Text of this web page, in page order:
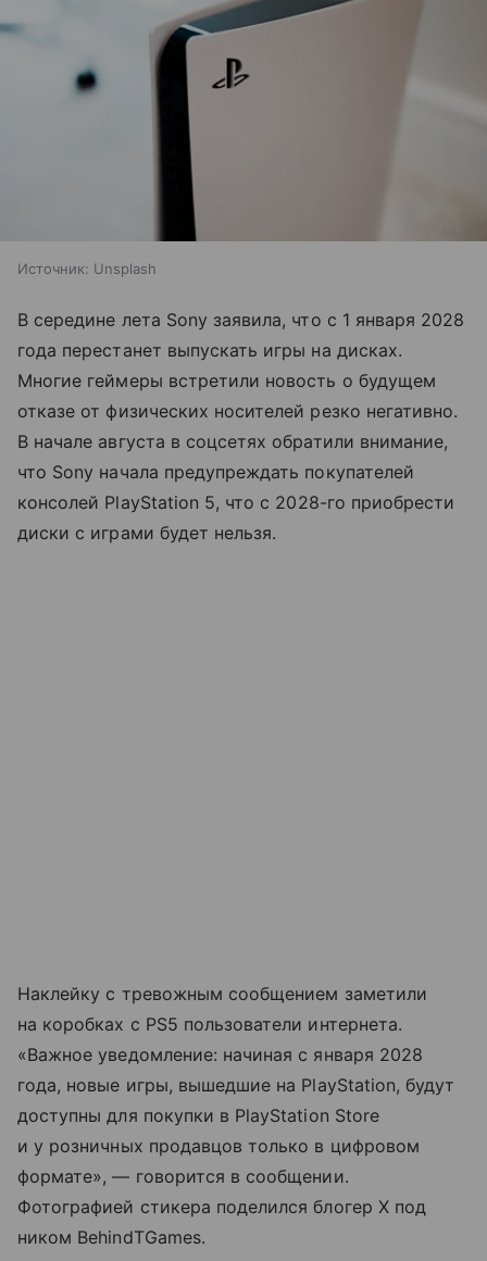
Источник: Unsplash
В середине лета Sony заявила, что с 1 января 2028
года перестанет выпускать игры на дисках.
Многие геймеры встретили новость о будущем
отказе от физических носителей резко негативно.
В начале августа в соцсетях обратили внимание,
что Sony начала предупреждать покупателей
консолей PlayStation 5, что с 2028-го приобрести
диски с играми будет нельзя.
Наклейку с тревожным сообщением заметили
на коробках с PS5 пользователи интернета.
«Важное уведомление: начиная с января 2028
года, новые игры, вышедшие на PlayStation, будут
доступны для покупки в PlayStation Store
и у розничных продавцов только в цифровом
формате», — говорится в сообщении.
Фотографией стикера поделился блогер X под
ником BehindTGames.